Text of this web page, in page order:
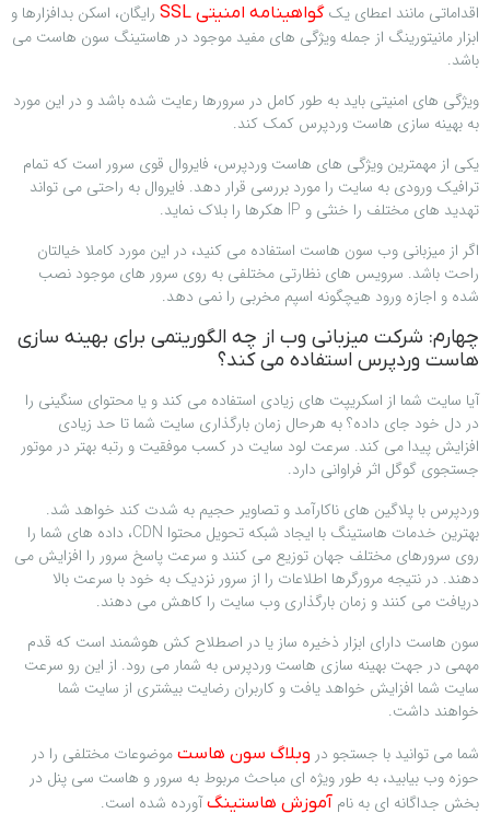
اقداماتی مانند اعطای یکگواهینامه امنیتی SSL
رایگان، اسکن بدافزارها و
ابزار مانیتورینگ از جمله ویژگی های مفید موجود در هاستینگ سون هاست می
باشد.
ویژگی های امنیتی باید به طور کامل در سرورها رعایت شده باشد و در این مورد
به بهینه سازی هاست وردپرس کمک کند.
یکی از مهمترین ویژگی های هاست وردپرس، فایروال قوی سرور است که تمام
ترافیک ورودی به سایت را مورد بررسی قرار دهد. فایروال به راحتی می تواند
تهدید های مختلف را خنثی و IP هکرها را بلاک نماید.
اگر از میزبانی وب سون هاست استفاده می کنید، در این مورد کاملا خیالتان
راحت باشد. سرویس های نظارتی مختلفی به روی سرور های موجود نصب
شده و اجازه ورود هیچگونه اسپم مخربی را نمی دهد.
چهارم: شرکت میزبانی وب از چه الگوریتمی برای بهینه سازی
هاست وردپرس استفاده می کند؟
آیا سایت شما از اسکریپت های زیادی استفاده می کند و یا محتوای سنگینی را
در دل خود جای داده؟ به هرحال زمان بارگذاری سایت شما تا حد زیادی
افزایش پیدا می کند. سرعت لود سایت در کسب موفقیت و رتبه بهتر در موتور
جستجوی گوگل اثر فراوانی دارد.
وردپرس با پلاگین های ناکارآمد و تصاویر حجیم به شدت کند خواهد شد.
بهترین خدمات هاستینگ با ایجاد شبکه تحویل محتوا CDN، داده های شما را
روی سرورهای مختلف جهان توزیع می کنند و سرعت پاسخ سرور را افزایش می
دهند. در نتیجه مرورگرها اطلاعات را از سرور نزدیک به خود با سرعت بالا
دریافت می کنند و زمان بارگذاری وب سایت را کاهش می دهند.
سون هاست دارای ابزار ذخیره ساز یا در اصطلاح کش هوشمند است که قدم
مهمی در جهت بهینه سازی هاست وردپرس به شمار می رود. از این رو سرعت
سایت شما افزایش خواهد یافت و کاربران رضایت بیشتری از سایت شما
خواهند داشت.
شما می توانید با جستجو در وبلاگ سون هاست موضوعات مختلفی را در
حوزه وب بیابید، به طور ویژه ای مباحث مربوط به سرور و هاست سی پنل در
بخش جداگانه ای به نام آموزش هاستینگآورده شده است.